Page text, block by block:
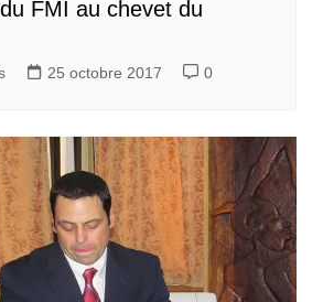
FMI au chevet du
25 octobre 2017 0